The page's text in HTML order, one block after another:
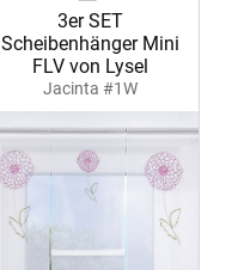
3er SET
Scheibenhänger Mini
FLV von Lysel
Jacinta #1W